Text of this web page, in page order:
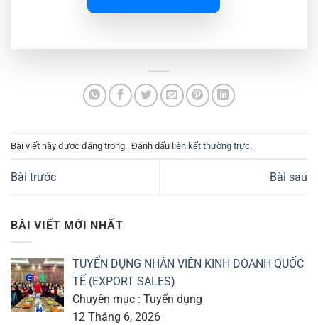
Bài viết này được đăng trong . Đánh dấu liên kết thường trực.
Bài trước Bài sau
BÀI VIẾT MỚI NHẤT
TUYỂN DỤNG NHÂN VIÊN KINH DOANH QUỐC
TẾ (EXPORT SALES)
Chuyên mục : Tuyển dụng
12 Tháng 6, 2026